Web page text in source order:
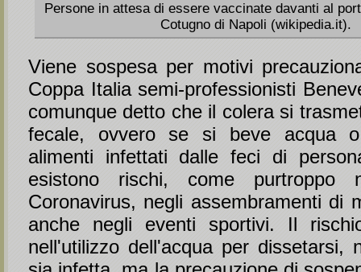
Persone in attesa di essere vaccinate davanti al
Cotugno di Napoli (wikipedia.it).
Viene sospesa per motivi
Coppa Italia semi-professionisti
comunque detto che il colera si
fecale, ovvero se si beve acqua
alimenti infettati dalle feci di
esistono rischi, come purtroppo
Coronavirus, negli assembramenti di
anche negli eventi sportivi. Il
nell'utilizzo dell'acqua per dissetarsi,